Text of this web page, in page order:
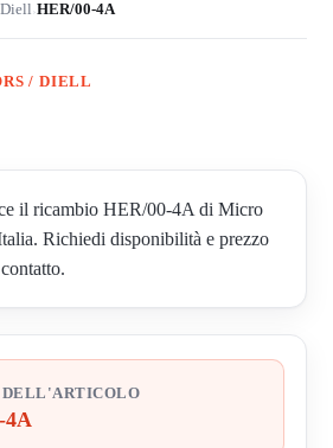
›HER/00-4A
/ DIELL
il ricambio HER/00-4A di Micro
Richiedi disponibilità e prezzo
DELL'ARTICOLO
4A